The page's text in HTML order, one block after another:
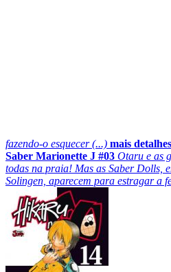
fazendo-o esquecer (...) mais detalhes
Saber Marionette J #03 Otaru e as
todas na praia! Mas as Saber Dolls,
Solingen, aparecem para estragar a